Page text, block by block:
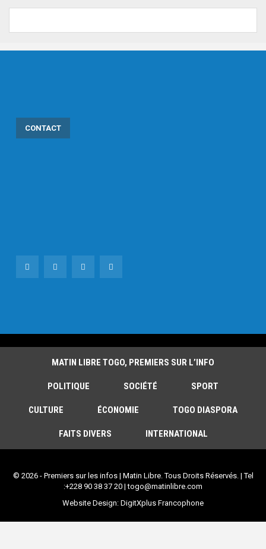
CONTACT
MATIN LIBRE TOGO, PREMIERS SUR L’INFO
POLITIQUE SOCIÉTÉ SPORT
CULTURE ÉCONOMIE TOGO DIASPORA
FAITS DIVERS INTERNATIONAL
© 2026 - Premiers sur les infos | Matin Libre. Tous Droits Réservés. | Tel
:+228 90 38 37 20 | togo@matinlibre.com
Website Design: DigitXplus Francophone